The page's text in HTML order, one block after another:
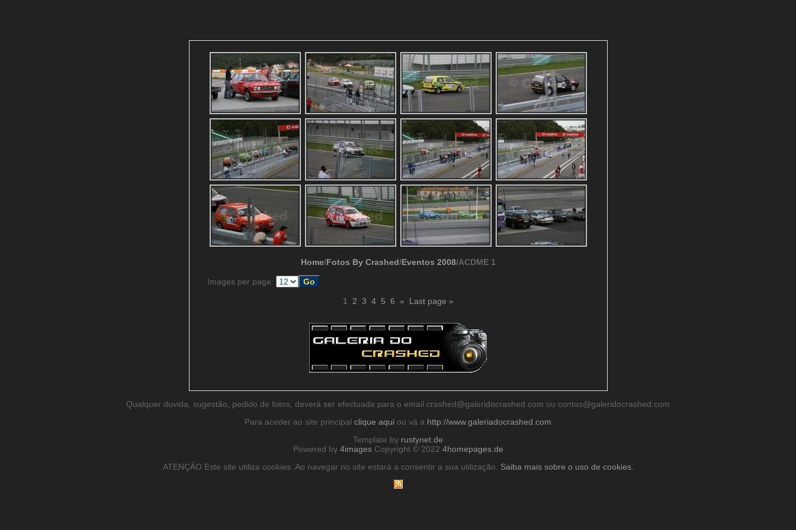
Home/Fotos By Crashed/Eventos 2008/ACDME 1
Images per page:
1 2 3 4 5 6 » Last page »
Qualquer duvida, sugestão, pedido de fotos, deverá ser efectuada para o email crashed@galeridocrashed.com ou contas@galeridocrashed.com
Para aceder ao site principal clique aqui ou vá a http://www.galeriadocrashed.com
Template by rustynet.de
Powered by 4imagesCopyright © 2022 4homepages.de
ATENÇÃO Este site utiliza cookies. Ao navegar no site estará a consentir a sua utilização. Saiba mais sobre o uso de cookies.